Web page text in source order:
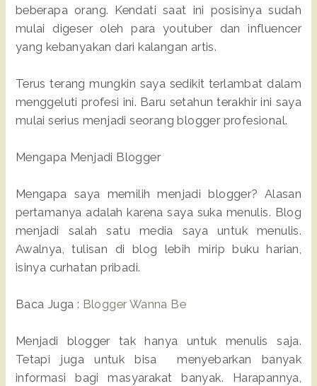
beberapa orang. Kendati saat ini posisinya sudah
mulai digeser oleh para youtuber dan influencer
yang kebanyakan dari kalangan artis.
Terus terang mungkin saya sedikit terlambat dalam
menggeluti profesi ini. Baru setahun terakhir ini saya
mulai serius menjadi seorang blogger profesional.
Mengapa Menjadi Blogger
Mengapa saya memilih menjadi blogger? Alasan
pertamanya adalah karena saya suka menulis. Blog
menjadi salah satu media saya untuk menulis.
Awalnya, tulisan di blog lebih mirip buku harian,
isinya curhatan pribadi.
Baca Juga : Blogger Wanna Be
Menjadi blogger tak hanya untuk menulis saja.
Tetapi juga untuk bisa menyebarkan banyak
informasi bagi masyarakat banyak. Harapannya,